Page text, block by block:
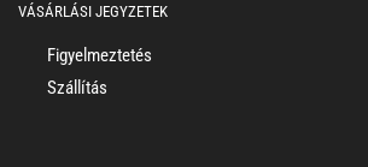
VÁSÁRLÁSI JEGYZETEK
Figyelmeztetés
Szállítás